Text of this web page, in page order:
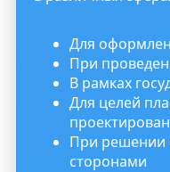
Для
При
В рамках
Для целей
При решении
сторонами